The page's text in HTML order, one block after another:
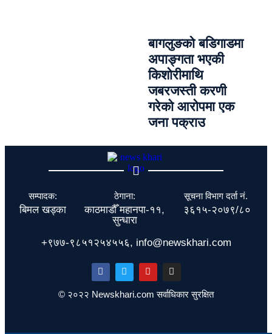
बागलुङको बडिगाडमा
अपाङ्गता भएकी
किशोरीमाथि
जबरजस्ती करणी
गरेको आरोपमा एक
जना पक्राउ
सम्पादक:
बिमल खड्का
ठेगाना:
काठमाडौँ महानपा-११,
सुन्धारा
सूचना विभाग दर्ता नं.
३६१५-२०७९/८०
+९७७-९८५१२५४५५६, info@newskhari.com
© २०२२ Newskhari.com सर्वाधिकार सुरक्षित